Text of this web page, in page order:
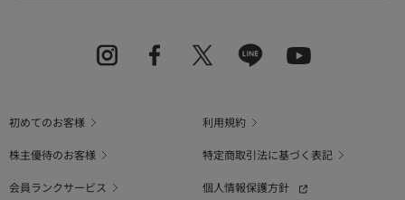
初めてのお客様
利用規約
株主優待のお客様
特定商取引法に基づく表記
会員ランクサービス
個人情報保護方針